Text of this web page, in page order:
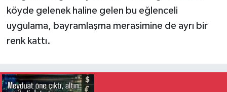
köyde gelenek haline gelen bu eğlenceli
uygulama, bayramlaşma merasimine de ayrı bir
renk kattı.